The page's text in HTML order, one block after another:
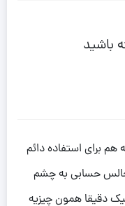
باشید
برای استفاده دائم
حسابی به چشم
دقیقا همون چیزیه